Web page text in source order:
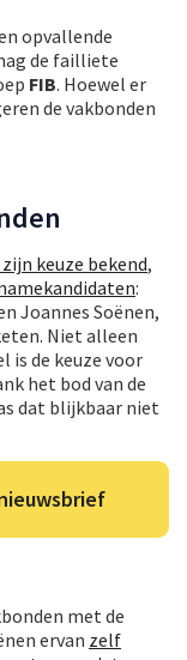
opvallende
de failliete
FIB. Hoewel er
de vakbonden
keuze bekend,
:
Joannes Soënen,
Niet alleen
is de keuze voor
het bod van de
dat blijkbaar niet
met de
ervan zelf